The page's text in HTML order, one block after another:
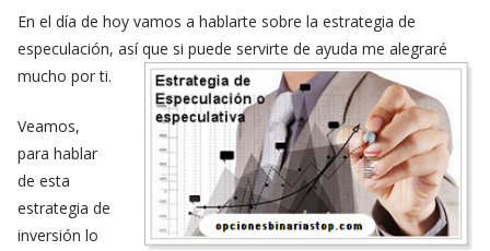
En el día de hoy vamos a hablarte sobre la estrategia de
especulación, así que si puede servirte de ayuda me alegraré
mucho por ti.
Veamos,
para hablar
de esta
estrategia de
inversión lo